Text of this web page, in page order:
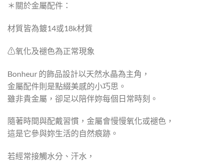
＊關於金屬配件：
材質皆為鍍14或18k材質
⚠︎︎氧化及褪色為正常現象
Bonheur 的飾品設計以天然水晶為主角，
金屬配件則是點綴美感的小巧思。
雖非貴金屬，卻足以陪伴妳每個日常時刻。
隨著時間與配戴習慣，金屬會慢慢氧化或褪色，
這是它參與妳生活的自然痕跡。
若經常接觸水分、汗水，